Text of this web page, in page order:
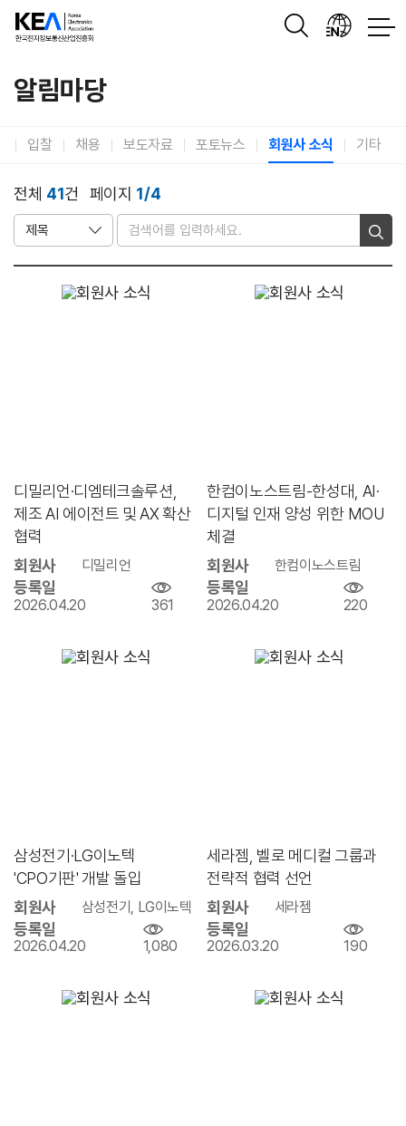
유공자
알림마당
입찰 채용 보도자료 포토뉴스 회원사 소식 기타
전체 41건 페이지 1/4
디밀리언·디엠테크솔루션,
제조 AI 에이전트 및 AX 확산
협력
회원사
디밀리언
등록일
2026.04.20 361
한컴이노스트림-한성대, AI·
디지털 인재 양성 위한 MOU
체결
회원사
한컴이노스트림
등록일
2026.04.20 220
삼성전기·LG이노텍
'CPO기판' 개발 돌입
회원사
삼성전기, LG이노텍
등록일
2026.04.20 1,080
세라젬, 벨로 메디컬 그룹과
전략적 협력 선언
회원사
세라젬
등록일
2026.03.20 190